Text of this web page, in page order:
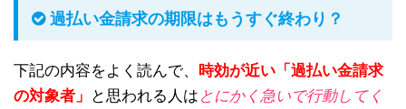
過払い金請求の期限はもうすぐ終わり？
下記の内容をよく読んで、 時効が近い「過払い金請求
の対象者」
と思われる人は とにかく急いで行動してく